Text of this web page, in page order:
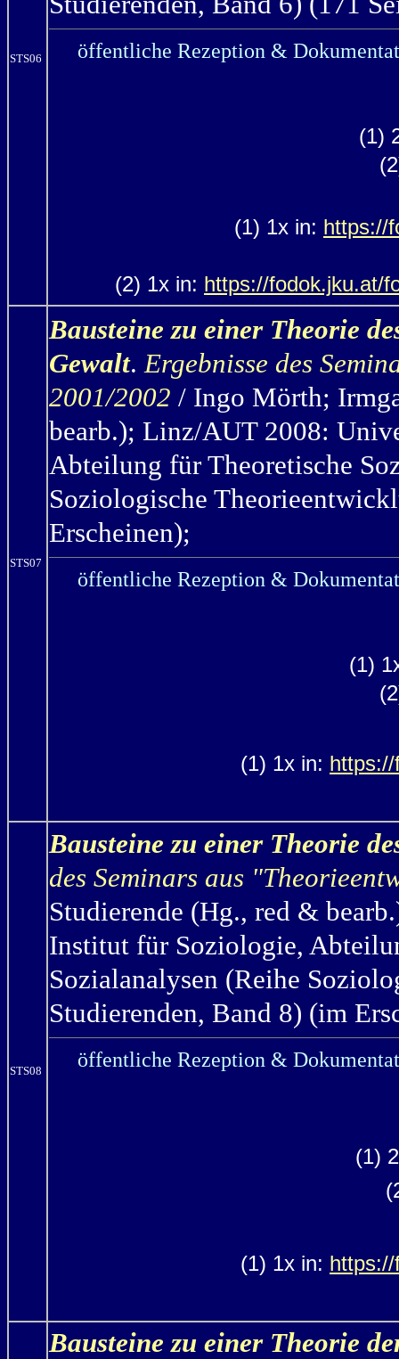
STS06 öffentliche Rezeption &
(1)
(1) 1x in: https://
(2) 1x in: https://fodok.jku.at/
STS07
Bausteine zu einer Theorie
Gewalt.Ergebnisse des
2001/2002 / Ingo Mörth;
bearb.); Linz/AUT 2008:
Abteilung für Theoretische
Soziologische
Erscheinen);
öffentliche Rezeption &
(1)
(1) 1x in:
STS08
Bausteine zu einer Theorie
des Seminars aus
Studierende (Hg., red &
Institut für Soziologie,
Sozialanalysen (Reihe
Studierenden, Band 8) (im
öffentliche Rezeption &
(1)
(1) 1x in:
Bausteine zu einer Theorie